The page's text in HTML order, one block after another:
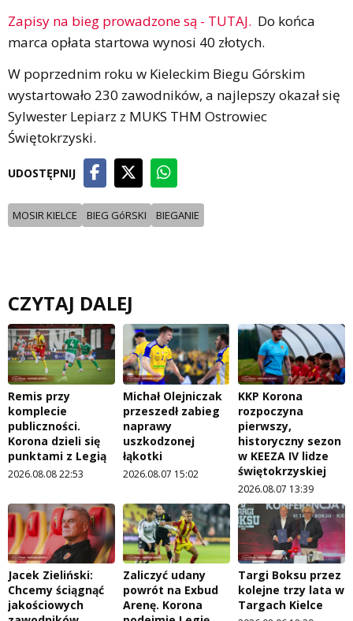
Zapisy na bieg prowadzone są - TUTAJ. Do końca
marca opłata startowa wynosi 40 złotych.
W poprzednim roku w Kieleckim Biegu Górskim
wystartowało 230 zawodników, a najlepszy okazał się
Sylwester Lepiarz z MUKS THM Ostrowiec
Świętokrzyski.
UDOSTĘPNIJ
MOSIR KIELCE BIEG GóRSKI BIEGANIE
CZYTAJ DALEJ
Remis przy
komplecie
publiczności.
Korona dzieli się
punktami z Legią
2026.08.08 22:53
Michał Olejniczak
przeszedł zabieg
naprawy
uszkodzonej
łąkotki
2026.08.07 15:02
KKP Korona
rozpoczyna
pierwszy,
historyczny sezon
w KEEZA IV lidze
świętokrzyskiej
2026.08.07 13:39
Jacek Zieliński:
Chcemy ściągnąć
jakościowych
Zaliczyć udany
powrót na Exbud
Arenę. Korona
Targi Boksu przez
kolejne trzy lata w
Targach Kielce